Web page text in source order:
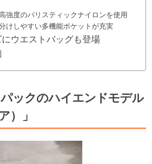
強度のバリスティックナイロンを使用
けしやすい多機能ポケットが充実
にウエストバッグも登場
ックのハイエンドモデル
）」